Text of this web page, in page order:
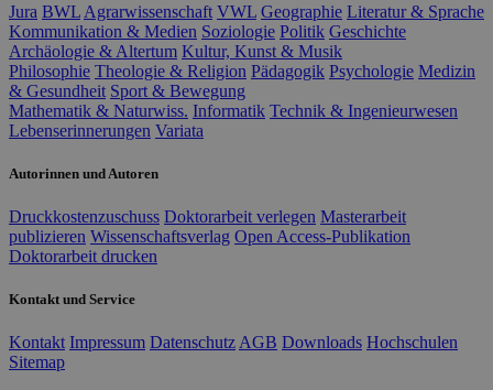
Jura BWL Agrarwissenschaft VWL Geographie Literatur & Sprache
Kommunikation & Medien Soziologie Politik Geschichte
Archäologie & Altertum Kultur, Kunst & Musik
Philosophie Theologie & Religion Pädagogik Psychologie Medizin
& Gesundheit Sport & Bewegung
Mathematik & Naturwiss. Informatik Technik & Ingenieurwesen
Lebenserinnerungen Variata
Autorinnen und Autoren
Druckkostenzuschuss Doktorarbeit verlegen Masterarbeit
publizieren Wissenschaftsverlag Open Access-Publikation
Doktorarbeit drucken
Kontakt und Service
Kontakt Impressum Datenschutz AGB Downloads Hochschulen
Sitemap